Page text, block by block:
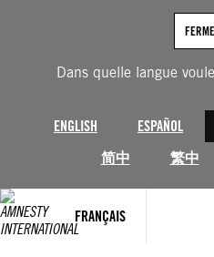
Dans quelle langue
ENGLISH ESPAÑOL
简中
繁中
FRANÇAIS